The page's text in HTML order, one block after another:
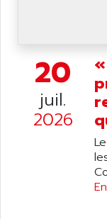
20
juil.
2026